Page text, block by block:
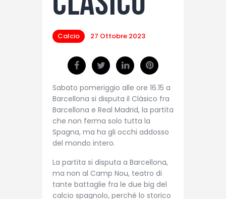
Calcio 27 Ottobre 2023
Sabato pomeriggio alle ore 16.15 a
Barcellona si disputa il Clásico fra
Barcellona e Real Madrid, la partita
che non ferma solo tutta la
Spagna, ma ha gli occhi addosso
del mondo intero.
La partita si disputa a Barcellona,
ma non al Camp Nou, teatro di
tante battaglie fra le due big del
calcio spagnolo, perché lo storico